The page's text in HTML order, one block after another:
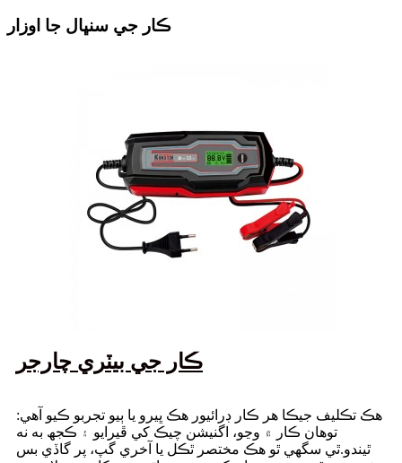
ڪار جي سنڀال جا اوزار
ڪار جي بيٽري چارجر
هڪ تڪليف جيڪا هر ڪار ڊرائيور هڪ ڀيرو يا ٻيو تجربو ڪيو آهي:
توهان ڪار ۾ وڃو، اگنيشن چيڪ کي ڦيرايو ۽ ڪجھ به نه
ٿيندو.ٿي سگهي ٿو هڪ مختصر ٿڪل يا آخري گپ، پر گاڏي بس